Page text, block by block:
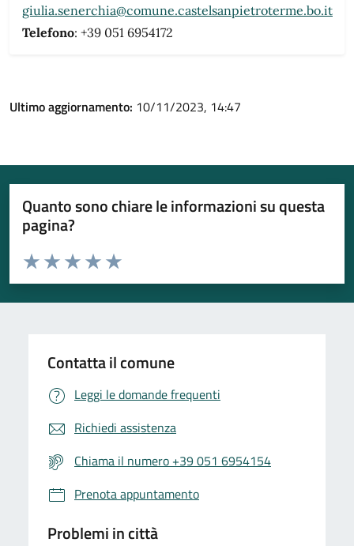
giulia.senerchia@comune.castelsanpietroterme.bo.it
Telefono: +39 051 6954172
Ultimo aggiornamento: 10/11/2023, 14:47
Quanto sono chiare le informazioni su questa
pagina?
Valuta da 1 a 5 stelle la pagina
Valuta 5 stelle su 5
Valuta 4 stelle su 5
Valuta 3 stelle su 5
Valuta 2 stelle su 5
Valuta 1 stelle su 5
Contatta il comune
Leggi le domande frequenti
Richiedi assistenza
Chiama il numero +39 051 6954154
Prenota appuntamento
Problemi in città